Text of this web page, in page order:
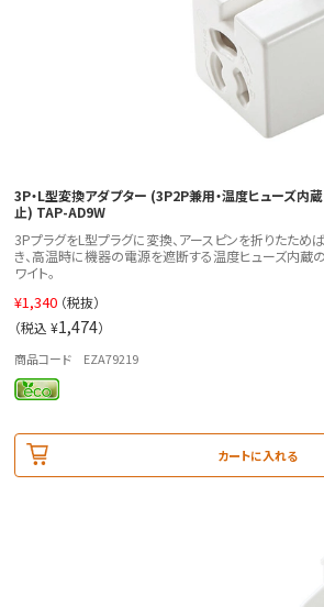
3P・L型変換アダプター (3P2P兼用・温度ヒューズ内蔵
止) TAP-AD9W
3PプラグをL型プラグに変換、アースピンを折りたため
き、高温時に機器の電源を遮断する温度ヒューズ内蔵
ワイト。
¥1,340 （税抜）
（税込 ¥1,474）
商品コード EZA79219
カートに入れる